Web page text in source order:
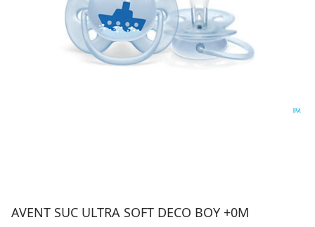
AVENT SUC ULTRA SOFT DECO BOY +0M